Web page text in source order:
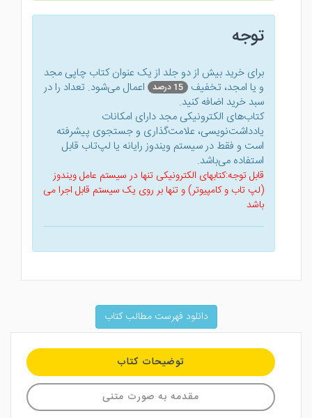
توجه
برای خرید بیش از دو جلد از یک عنوان کتاب‌ چاپی مجد
و یا امجد، تخفیف 15 درصد
اعمال می‌شود. تعداد را در
سبد خرید اضافه کنید.
کتاب‌های الکترونیکی مجد دارای امکانات
یادداشت‌نویسی، علامت‌گذاری و جستجوی پیشرفته
است و فقط در سیستم ویندوز رایانه یا لپ‌تاب قابل
استفاده می‌باشد.
قابل توجه:کتابهای الکترونیکی تنها در سیستم عامل ویندوز
(لپ تاب و کامپیوتر) و تنها بر روی یک سیستم قابل اجرا می
باشد
دانلود فهرست مطالب کتاب
توضیحات کتاب
مقدمه به صورت متنی